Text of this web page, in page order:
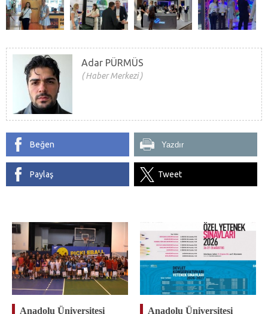
Adar PÜRMÜS
Haber Merkezi
Beğen Yazdır
Paylaş Tweet
Anadolu Üniversitesi Anadolu Üniversitesi